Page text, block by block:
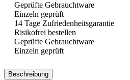
Geprüfte Gebrauchtware
Einzeln geprüft
14 Tage Zufriedenheitsgarantie
Risikofrei bestellen
Geprüfte Gebrauchtware
Einzeln geprüft
Beschreibung